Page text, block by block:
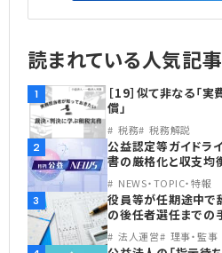
読まれている人気記事
1
［19］似て非なる「実
償」
税務 税務解説
2
公益認定等ガイドラ
書の厳格化と収支
NEWS・TOPIC・特報
3
役員等が任期途中で
の後任者選任までの
法人運営 理事・監事